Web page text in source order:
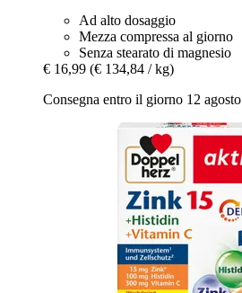
Ad alto dosaggio
Mezza compressa al giorno
Senza stearato di magnesio
€ 16,99 (€ 134,84 / kg)
Consegna entro il giorno 12 agosto